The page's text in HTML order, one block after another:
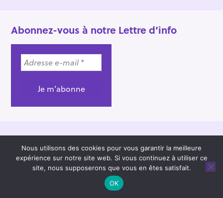
Abonnez-vous à notre Lettre d’info
écrire à
contact@saintmerry-hors-les-murs.com
téléphoner au +33 (0)9 72 12 04 96
Nous utilisons des cookies pour vous garantir la meilleure
expérience sur notre site web. Si vous continuez à utiliser ce
site, nous supposerons que vous en êtes satisfait.
OK